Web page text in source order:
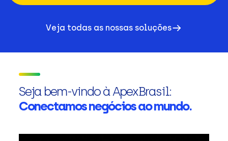
Veja todas as nossas soluções
Seja bem-vindo à ApexBrasil:
Conectamos negócios ao mundo.